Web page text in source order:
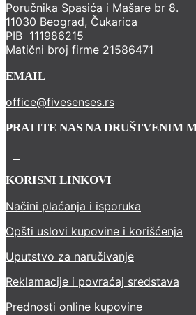
Poručnika Spasića i Mašare br 8.
11030 Beograd, Čukarica
PIB 111986215
Matični broj firme 21586471
EMAIL
office@fivesenses.rs
PRATITE NAS NA DRUŠTVENIM
KORISNI LINKOVI
Načini plaćanja i isporuka
Opšti uslovi kupovine i korišćenja
Uputstvo za naručivanje
Reklamacije i povraćaj sredstava
Prednosti online kupovine